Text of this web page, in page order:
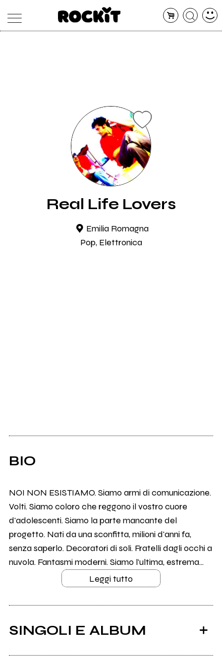
Real Life Lovers
Emilia Romagna
Pop, Elettronica
BIO
NOI NON ESISTIAMO. Siamo armi di comunicazione.
Volti. Siamo coloro che reggono il vostro cuore
d'adolescenti. Siamo la parte mancante del
progetto. Nati da una sconfitta, milioni d'anni fa,
senza saperlo. Decoratori di soli. Fratelli dagli occhi a
nuvola. Fantasmi moderni. Siamo l'ultima, estrema...
Leggi tutto
SINGOLI E ALBUM